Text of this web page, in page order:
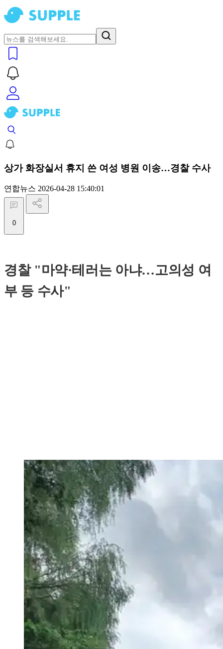
상가 화장실서 휴지 쓴 여성 병원 이송…경찰 수사
연합뉴스 2026-04-28 15:40:01
0
경찰 "마약·테러는 아냐…고의성 여
부 등 수사"